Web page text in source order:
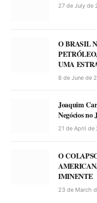
27 de July de
O BRASIL
UMA
8 de June de
Joaquim
Negócios no
21 de April de
O
IMINENTE
23 de March